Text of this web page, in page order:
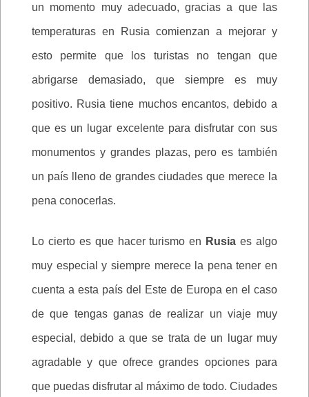
un momento muy adecuado, gracias a que las
temperaturas en Rusia comienzan a mejorar y
esto permite que los turistas no tengan que
abrigarse demasiado, que siempre es muy
positivo. Rusia tiene muchos encantos, debido a
que es un lugar excelente para disfrutar con sus
monumentos y grandes plazas, pero es también
un país lleno de grandes ciudades que merece la
pena conocerlas.
Lo cierto es que hacer turismo en Rusiaes algo
muy especial y siempre merece la pena tener en
cuenta a esta país del Este de Europa en el caso
de que tengas ganas de realizar un viaje muy
especial, debido a que se trata de un lugar muy
agradable y que ofrece grandes opciones para
que puedas disfrutar al máximo de todo. Ciudades